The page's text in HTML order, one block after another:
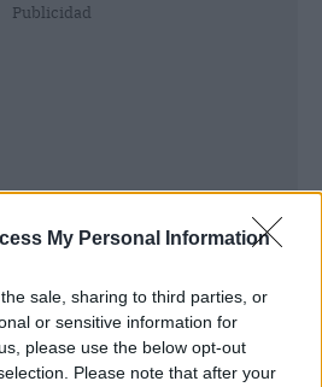
My Personal Information
sale, sharing to third parties, or
or sensitive information for
please use the below opt-out
Please note that after your
Publicidad